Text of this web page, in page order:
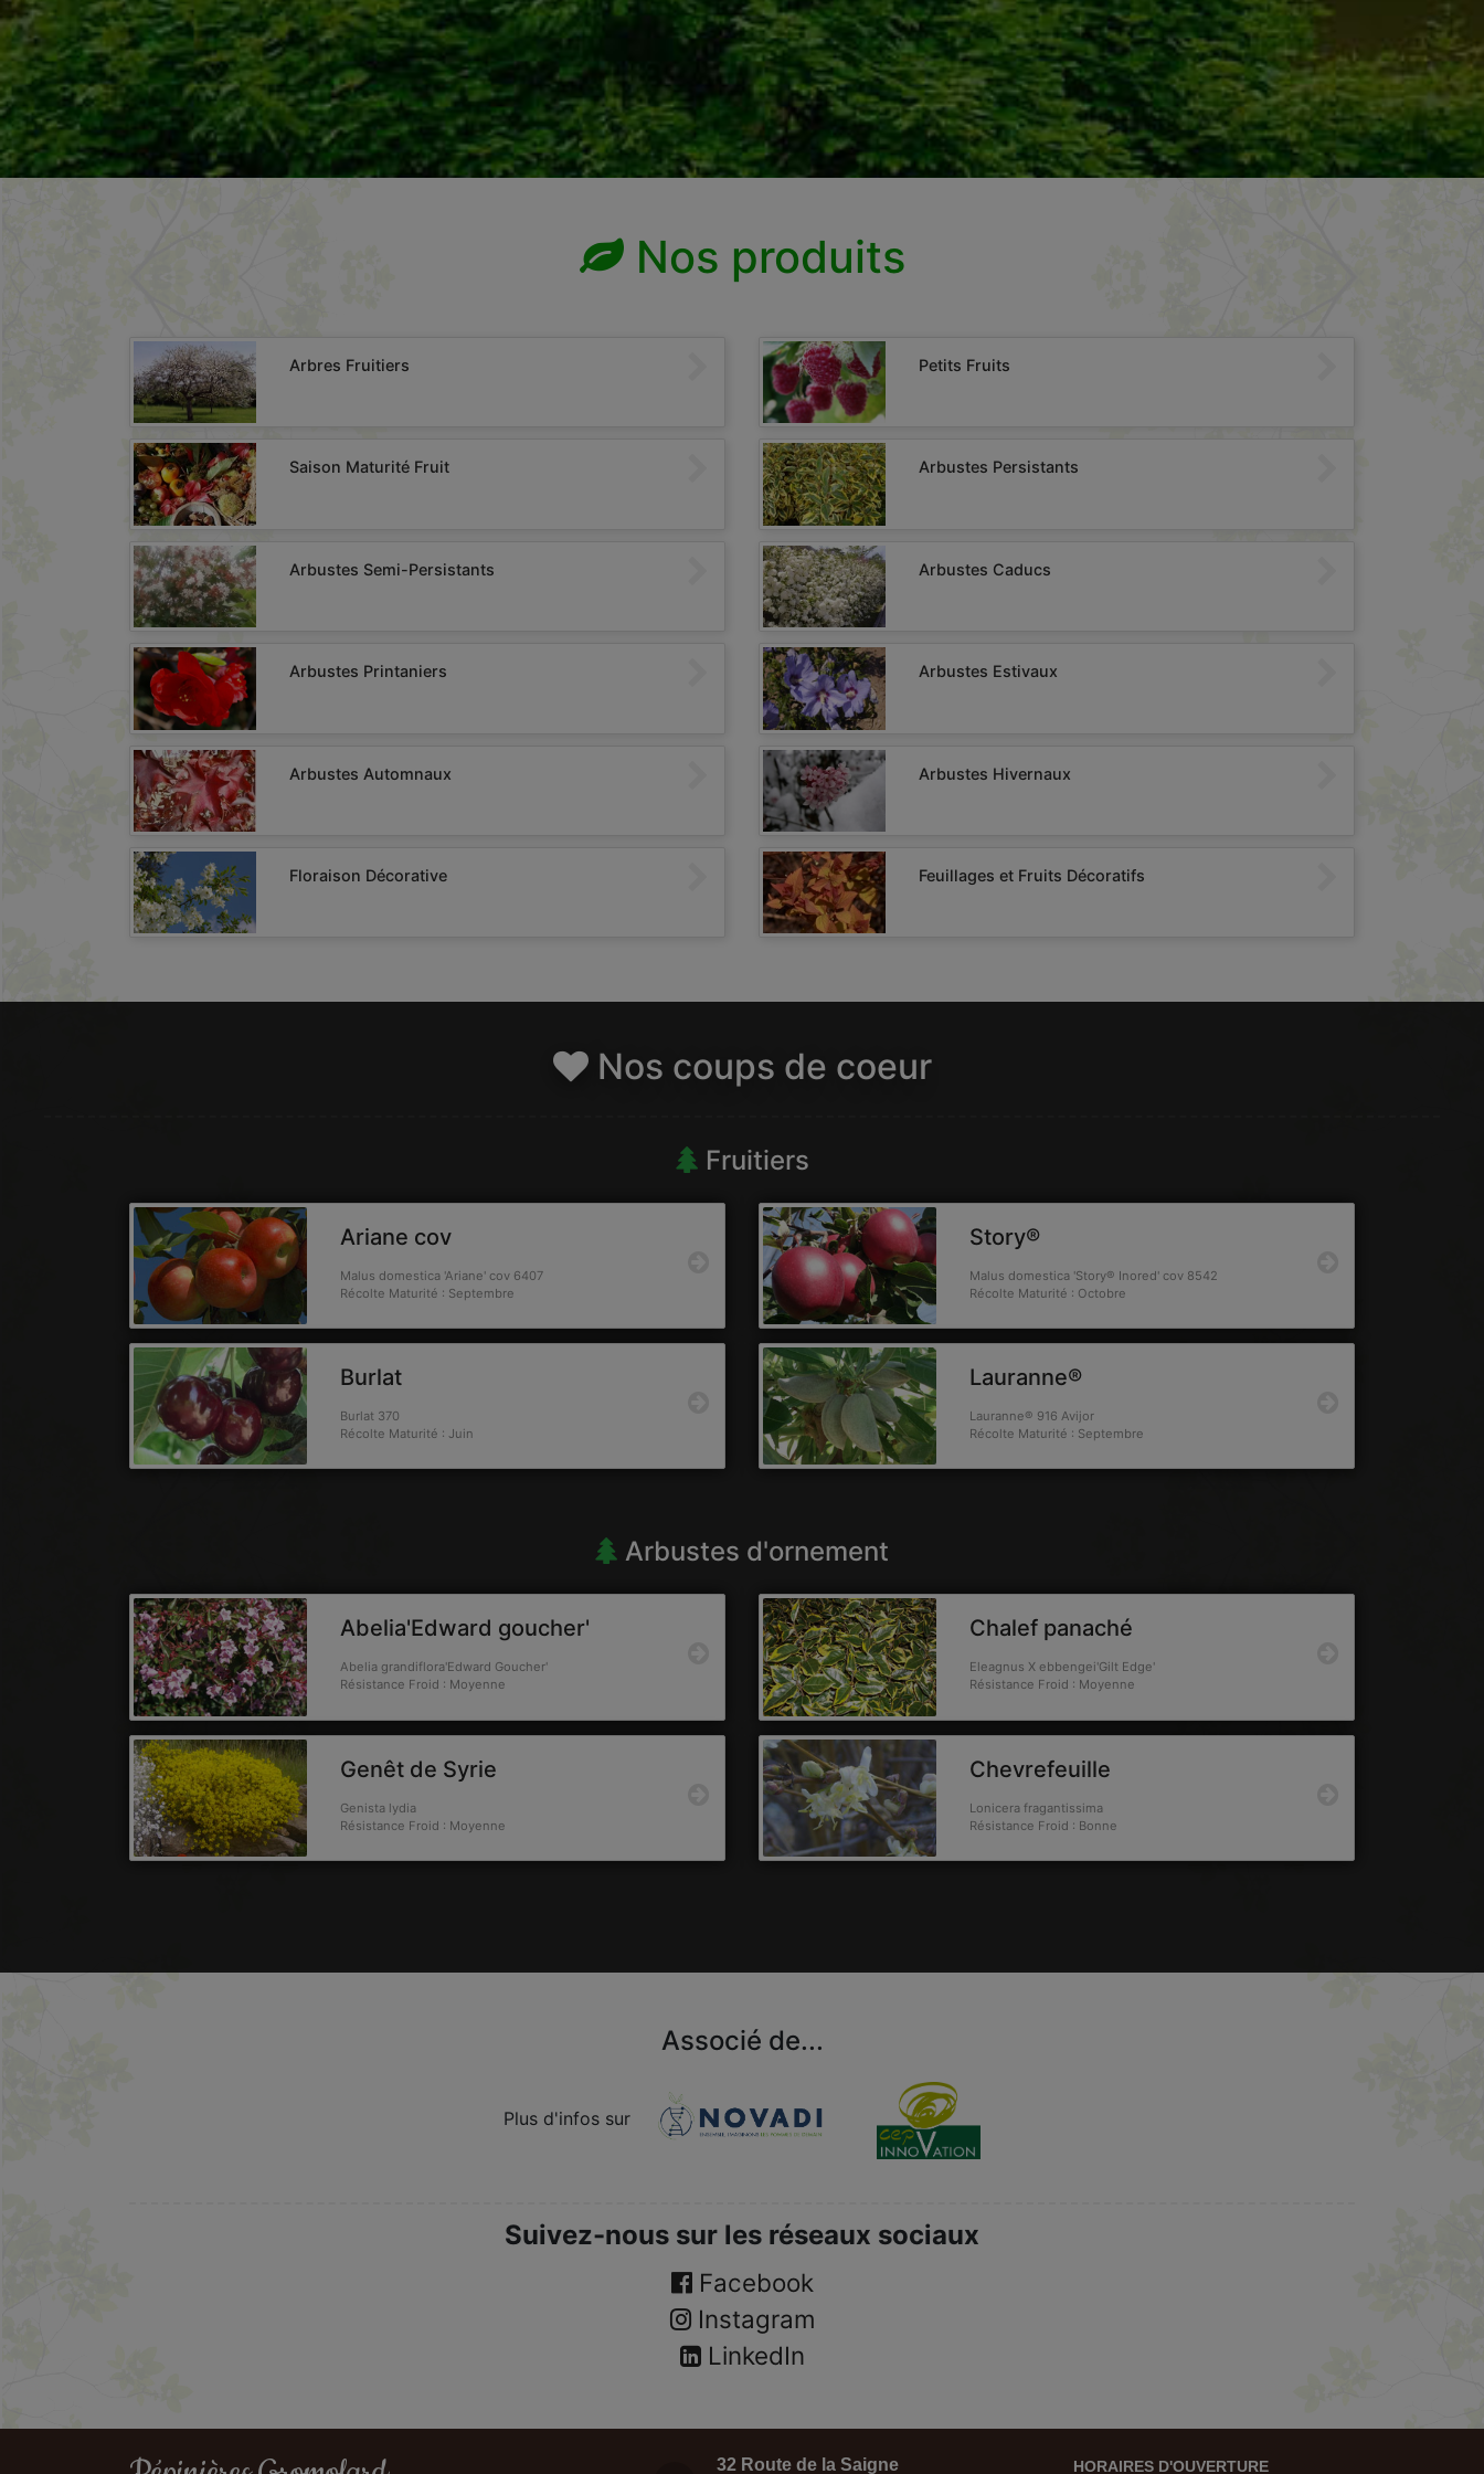
Nos produits
Arbres Fruitiers Petits Fruits
Saison Maturité Fruit Arbustes Persistants
Arbustes Semi-Persistants Arbustes Caducs
Arbustes Printaniers Arbustes Estivaux
Arbustes Automnaux Arbustes Hivernaux
Floraison Décorative Feuillages et Fruits Décoratifs
Nos coups de coeur
Fruitiers
Ariane cov
Malus domestica 'Ariane' cov 6407
Récolte Maturité : Septembre
Story®
Malus domestica 'Story® Inored' cov 8542
Récolte Maturité : Octobre
Burlat
Burlat 370
Récolte Maturité : Juin
Lauranne®
Lauranne® 916 Avijor
Récolte Maturité : Septembre
Arbustes d'ornement
Abelia'Edward goucher'
Abelia grandiflora'Edward Goucher'
Résistance Froid : Moyenne
Chalef panaché
Eleagnus X ebbengei'Gilt Edge'
Résistance Froid : Moyenne
Genêt de Syrie
Genista lydia
Résistance Froid : Moyenne
Chevrefeuille
Lonicera fragantissima
Résistance Froid : Bonne
Associé de...
Plus d'infos sur
Suivez-nous sur les réseaux sociaux
Facebook
Instagram
LinkedIn
32 Route de la Saigne HORAIRES D'OUVERTURE